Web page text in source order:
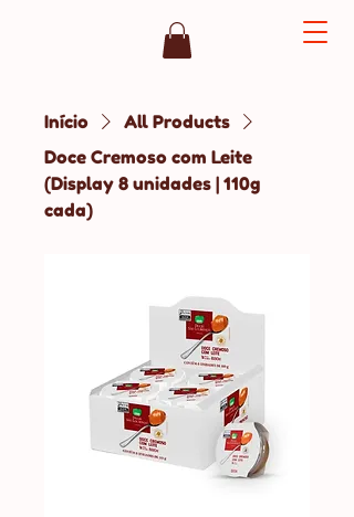
Início
All Products
Doce Cremoso com Leite
(Display 8 unidades | 110g
cada)